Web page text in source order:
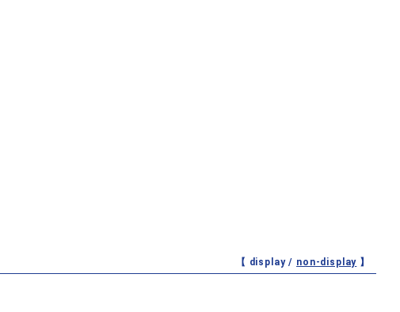
【 display / non-display 】